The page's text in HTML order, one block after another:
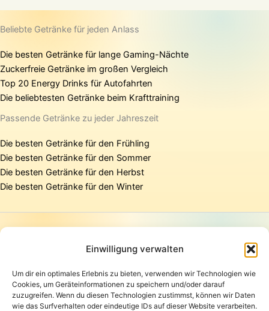
Einwilligung verwalten
Um dir ein optimales Erlebnis zu bieten, verwenden wir Technologien wie
Cookies, um Geräteinformationen zu speichern und/oder darauf
zuzugreifen. Wenn du diesen Technologien zustimmst, können wir Daten
wie das Surfverhalten oder eindeutige IDs auf dieser Website verarbeiten.
Beliebte Getränke für jeden Anlass
Die besten Getränke für lange Gaming-Nächte
Zuckerfreie Getränke im großen Vergleich
Top 20 Energy Drinks für Autofahrten
Die beliebtesten Getränke beim Krafttraining
Passende Getränke zu jeder Jahreszeit
Die besten Getränke für den Frühling
Die besten Getränke für den Sommer
Die besten Getränke für den Herbst
Die besten Getränke für den Winter
Presse
Datenschutzerklärung
AGB
Widerrufsbelehrung